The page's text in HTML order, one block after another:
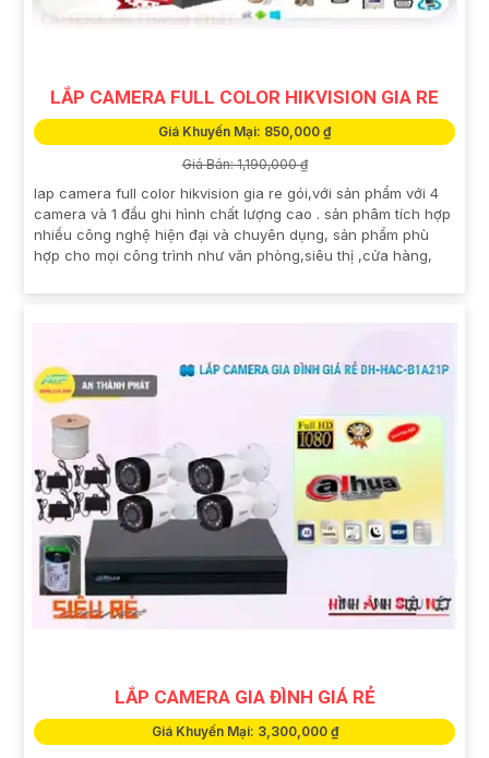
LẮP CAMERA FULL COLOR HIKVISION GIA RE
Giá Khuyến Mại: 850,000 ₫
Giá Bán: 1,190,000 ₫
lap camera full color hikvision gia re gói,với sản phẩm với 4
camera và 1 đầu ghi hình chất lượng cao . sản phâm tích hợp
nhiều công nghệ hiện đại và chuyên dụng, sản phẩm phù
hợp cho mọi công trình như văn phòng,siêu thị ,cửa hàng,
LẮP CAMERA GIA ĐÌNH GIÁ RẺ
Giá Khuyến Mại: 3,300,000 ₫